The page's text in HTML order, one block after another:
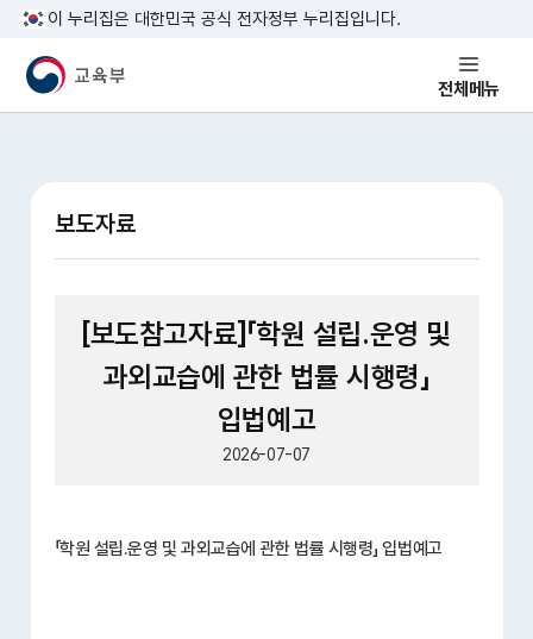
본문 바로가기
이 누리집은 대한민국 공식 전자정부 누리집입니다.
교육부 국민 메인홈페이지 전체메뉴
보도자료
[보도참고자료]「학원 설립.운영 및
과외교습에 관한 법률 시행령」
입법예고
2026-07-07
「학원 설립.운영 및 과외교습에 관한 법률 시행령」 입법예고